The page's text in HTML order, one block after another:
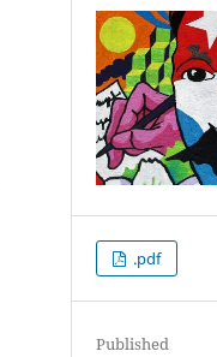
.pdf
Published